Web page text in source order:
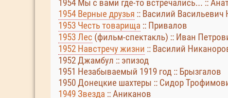
1954 Мы с вами где-то встречались... ::
1954 Верные друзья :: Василий Васильевич
1953 Честь товарища :: Привалов
1953 Лес (фильм-спектакль) :: Иван
1952 Навстречу жизни :: Василий
1952 Джамбул :: эпизод
1951 Незабываемый 1919 год :: Брызгалов
1950 Донецкие шахтеры :: Сидор
1949 Звезда :: Аниканов